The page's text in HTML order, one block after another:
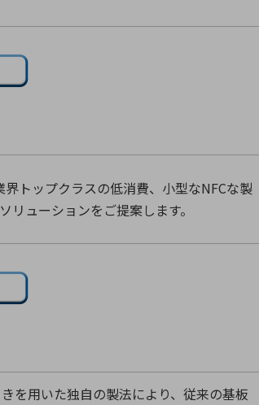
トップクラスの低消費、小型なNFCな製
ューションをご提案します。
を用いた独自の製法により、従来の基板